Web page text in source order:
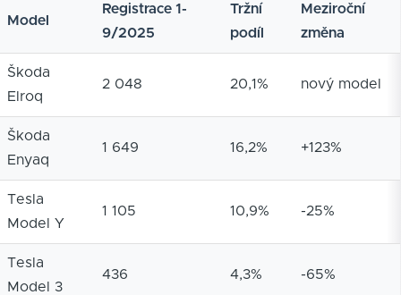
Model
Registrace 1-
9/2025
Tržní
podíl
Meziroční
změna
Škoda
Elroq
2 048 20,1% nový model
Škoda
Enyaq
1 649 16,2% +123%
Tesla
Model Y
1 105 10,9% -25%
Tesla
Model 3
436 4,3% -65%